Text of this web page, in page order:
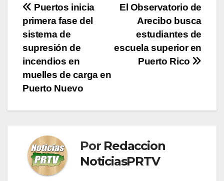
Navegación
de
entradas
El Observatorio de
Arecibo busca
estudiantes de
escuela superior en
Puerto Rico
Puertos inicia
primera fase del
sistema de
supresión de
incendios en
muelles de carga en
Puerto Nuevo
Por Redaccion
NoticiasPRTV